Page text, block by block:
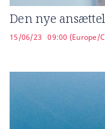
Den nye
15/06/23 09:00 (Europe/